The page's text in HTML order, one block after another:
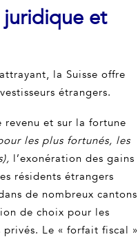
et
la Suisse offre
étrangers.
revenu et sur la fortune
les plus fortunés, les
l’exonération des gains
résidents étrangers
de nombreux
de choix pour les
privés. Le « forfait fiscal »